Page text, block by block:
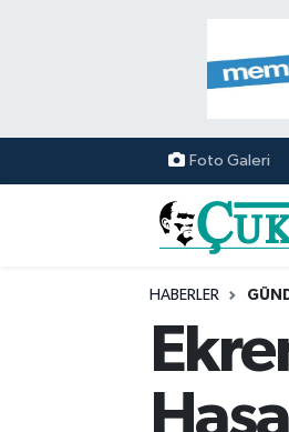
Foto Galeri
HABERLER
Mersin Nöbetçi Eczaneler
Mersin Hava Durumu
Mersin Namaz Vakitleri
Mersin Trafik Yoğunluk
Süper Lig Puan Durumu
Tüm Manşetler
Son Dakika Haberleri